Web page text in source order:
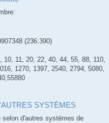
(236.390)
11, 20, 22, 40, 44, 55, 88, 110,
1270, 1397, 2540, 2794, 5080,
SYSTÈMES
d'autres systèmes de